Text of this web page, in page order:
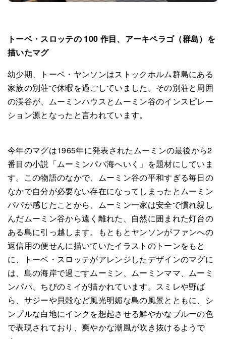
トーベ・スロッテの 100 作目、アーキペラゴ（群島）を
描いたマグ
幼少期、トーベ・ヤンソンはストックホルム群島にある
家族の別荘で休暇を過ごしていました。その別荘と周囲
の渓谷が、ムーミンハウスとムーミン谷のインスピレー
ション源となったと言われています。
今年のマグは1965年に発表されたムーミンの最後から2
番目の小説「ムーミンパパ海へいく」を題材にしていま
す。この物語のなかで、ムーミン谷の平和すぎる毎日の
なかで自分が必要ない存在になってしまったとムーミン
パパが感じたことから、ムーミン一家は安全で慣れ親し
んだムーミン谷から遠く離れた、自然に囲まれた灯台の
ある島に引っ越します。もともとヤンソンがファンへの
返信用の便せんに描いていたイラストのトーンをもと
に、トーベ・スロッテがアレンジしたデザインのマグに
は、島の海岸で過ごすムーミン、ムーミンママ、ムーミ
ンパパ、ちびのミイが描かれています。スミレや野ば
ら、サジーや貝殻など風光明媚な島の風景とともに、シ
ンプルな白地にインクを想起させる鮮やかなブルーの色
で表現されており、爽やかな潮風が吹き抜けるようで